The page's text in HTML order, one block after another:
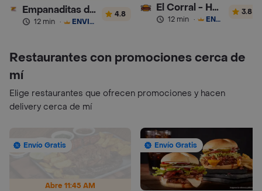
Empanaditas de Pipian - Empanadas
12 min · ENVÍO GRATIS
4.8
El Corral - Hamburguesa
12 min · ENVÍO GRATIS
3.8
Restaurantes con promociones cerca de
mí
Elige restaurantes que ofrecen promociones y hacen
delivery cerca de mí
Abre 11:45 AM
Envío Gratis Envío Gratis